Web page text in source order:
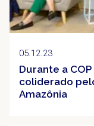
05.12.23
Durante a
coliderado
Amazônia